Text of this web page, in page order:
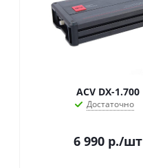
ACV DX-1.700
Достаточно
6 990р./шт